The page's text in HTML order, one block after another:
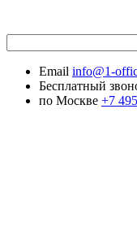
Email info@1-
Бесплатный
по Москве +7